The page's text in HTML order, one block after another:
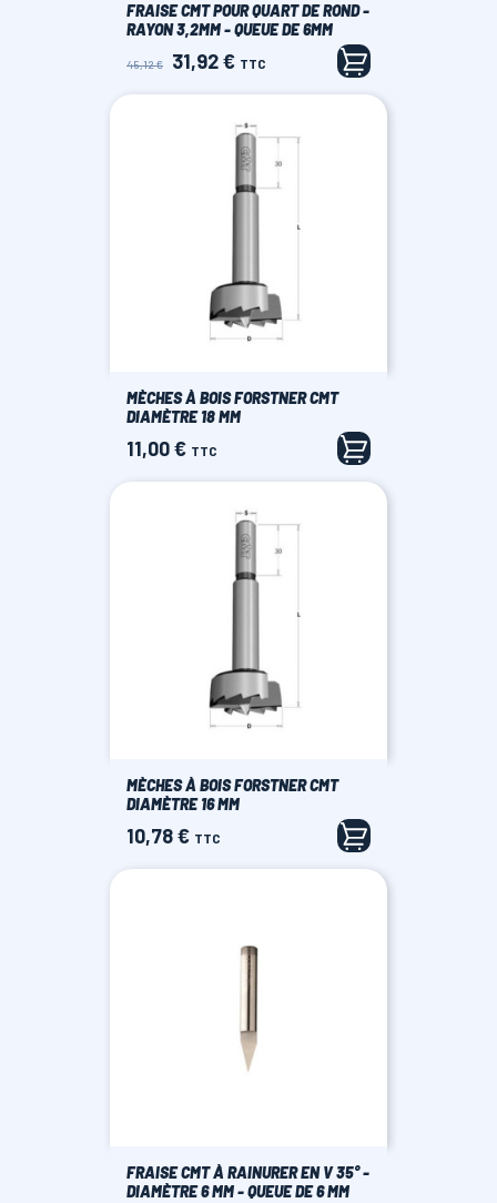
FRAISE CMT POUR QUART DE ROND -
RAYON 3,2MM - QUEUE DE 6MM
Prix
45,12 € Prix
31,92 € TTC
MÈCHES À BOIS FORSTNER CMT
DIAMÈTRE 18 MM
Prix
11,00 € TTC
MÈCHES À BOIS FORSTNER CMT
DIAMÈTRE 16 MM
Prix
10,78 € TTC
FRAISE CMT À RAINURER EN V 35° -
DIAMÈTRE 6 MM - QUEUE DE 6 MM